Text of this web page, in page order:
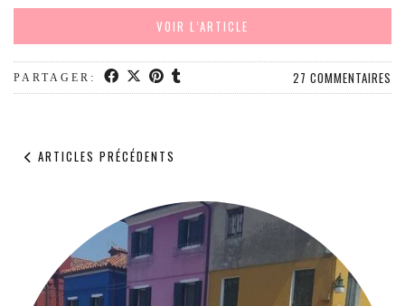
VOIR L’ARTICLE
PARTAGER: 27 COMMENTAIRES
ARTICLES PRÉCÉDENTS